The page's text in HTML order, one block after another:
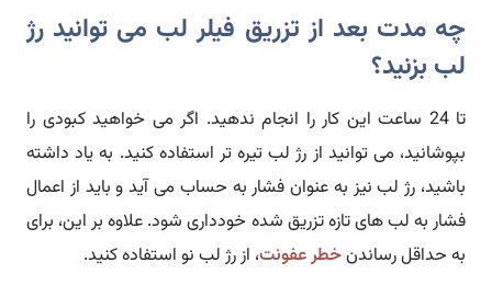
چه مدت بعد از تزریق فیلر لب می توانید رژ
لب بزنید؟
تا 24 ساعت این کار را انجام ندهید. اگر می خواهید کبودی را
بپوشانید، می توانید از رژ لب تیره تر استفاده کنید. به یاد داشته
باشید، رژ لب نیز به عنوان فشار به حساب می آید و باید از اعمال
فشار به لب های تازه تزریق شده خودداری شود. علاوه بر این، برای
به حداقل رساندنخطر عفونت، از رژ لب نو استفاده کنید.